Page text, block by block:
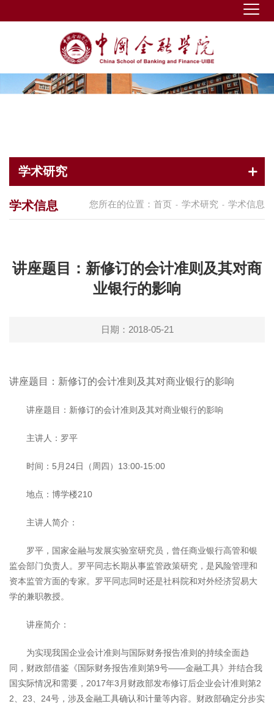
学术研究
您所在的位置： 首页 - 学术研究 - 学术信息
学术信息
讲座题目：新修订的会计准则及其对商
业银行的影响
日期：2018-05-21
讲座题目：新修订的会计准则及其对商业银行的影响
讲座题目：新修订的会计准则及其对商业银行的影响
主讲人：罗平
时间：5月24日（周四）13:00-15:00
地点：博学楼210
主讲人简介：
罗平，国家金融与发展实验室研究员，曾任商业银行高管和银
监会部门负责人。罗平同志长期从事监管政策研究，是风险管理和
资本监管方面的专家。罗平同志同时还是社科院和对外经济贸易大
学的兼职教授。
讲座简介：
为实现我国企业会计准则与国际财务报告准则的持续全面趋
同，财政部借鉴《国际财务报告准则第9号——金融工具》并结合我
国实际情况和需要，2017年3月财政部发布修订后企业会计准则第2
2、23、24号，涉及金融工具确认和计量等内容。财政部确定分步实